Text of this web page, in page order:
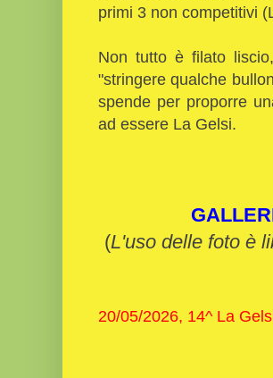
primi 3 non competitivi
Non tutto è filato
"stringere qualche
spende per proporre
ad essere La Gelsi.
(L'uso delle foto è
20/05/2026, 14^ La